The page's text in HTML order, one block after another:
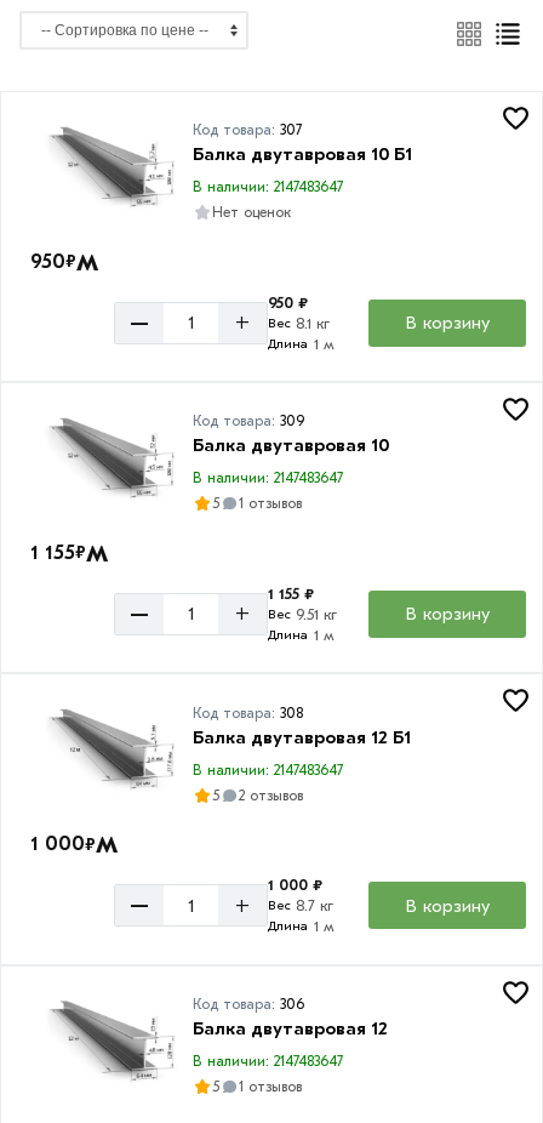
6
м
двутавра
140
мм
248
мм
300
мм
446
Ширина
64
Код товара: 307
Балка двутавровая 10 Б1
В наличии: 2147483647
Нет оценок
950₽м
– +
950 ₽
Вес 8.1 кг
Длина 1 м
В корзину
Код товара: 309
Балка двутавровая 10
В наличии: 2147483647
5
1 отзывов
1 155₽м
– +
1 155 ₽
Вес 9.51 кг
Длина 1 м
В корзину
Код товара: 308
Балка двутавровая 12 Б1
В наличии: 2147483647
5
2 отзывов
1 000₽м
– +
1 000 ₽
Вес 8.7 кг
Длина 1 м
В корзину
Код товара: 306
Балка двутавровая 12
В наличии: 2147483647
5
1 отзывов